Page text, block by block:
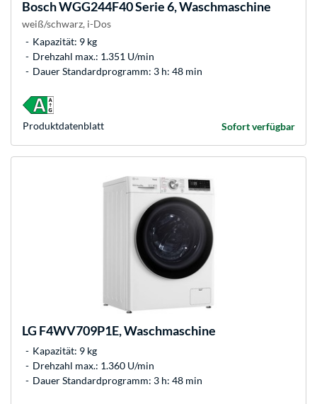
BoschWGG244F40 Serie 6, Waschmaschine
weiß/schwarz, i-Dos
Kapazität: 9 kg
Drehzahl max.: 1.351 U/min
Dauer Standardprogramm: 3 h: 48 min
Sofort verfügbar
Produkt­datenblatt
LG F4WV709P1E, Waschmaschine
Kapazität: 9 kg
Drehzahl max.: 1.360 U/min
Dauer Standardprogramm: 3 h: 48 min